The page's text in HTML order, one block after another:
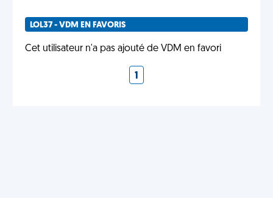
LOL37 - VDM EN FAVORIS
Cet utilisateur n'a pas ajouté de VDM en favori
1